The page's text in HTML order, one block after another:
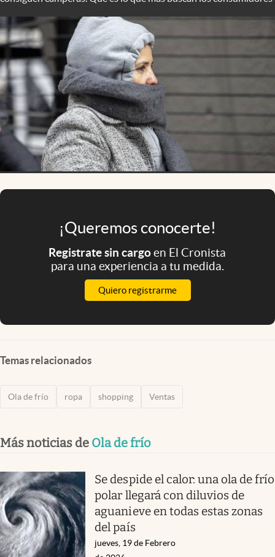
Infotechnology
Clase
Mundial 2026
Eventos Corporativos
El Cronista Studio
Mediakit
abre en nueva pestaña
¡Queremos conocerte!
Registrate sin cargoen El Cronista
para una experiencia a tu medida.
Quiero registrarme
Temas relacionados
Ola de frío ropa shopping Ventas
Más noticias de Ola de frío
Se despide el calor: una ola de frío
polar llegará con diluvios de
aguanieve en todas estas zonas
del país
jueves, 19 de Febrero